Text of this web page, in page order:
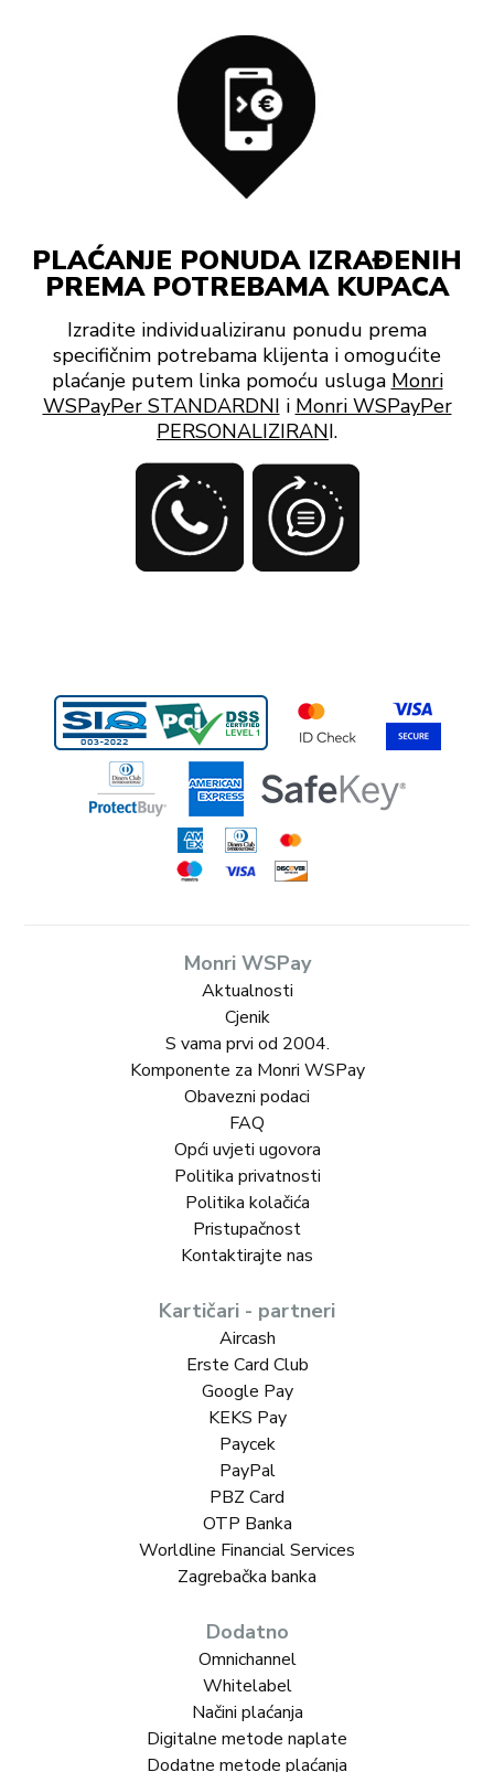
PLAĆANJE PONUDA IZRAĐENIH
PREMA POTREBAMA KUPACA
Izradite individualiziranu ponudu prema
specifičnim potrebama klijenta i omogućite
plaćanje putem linka pomoću usluga Monri
WSPayPer STANDARDNI i Monri WSPayPer
PERSONALIZIRANI.
Monri WSPay
Aktualnosti
Cjenik
S vama prvi od 2004.
Komponente za Monri WSPay
Obavezni podaci
FAQ
Opći uvjeti ugovora
Politika privatnosti
Politika kolačića
Pristupačnost
Kontaktirajte nas
Kartičari - partneri
Aircash
Erste Card Club
Google Pay
KEKS Pay
Paycek
PayPal
PBZ Card
OTP Banka
Worldline Financial Services
Zagrebačka banka
Dodatno
Omnichannel
Whitelabel
Načini plaćanja
Digitalne metode naplate
Dodatne metode plaćanja